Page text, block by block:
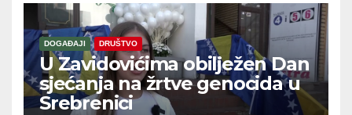
DOGAĐAJI DRUŠTVO
U Zavidovićima obilježen Dan
sjećanja na žrtve genocida u
Srebrenici